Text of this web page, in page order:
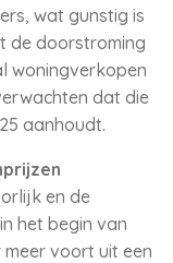
wat gunstig is
de doorstroming
woningverkopen
dat die
aanhoudt.
en de
het begin van
voort uit een